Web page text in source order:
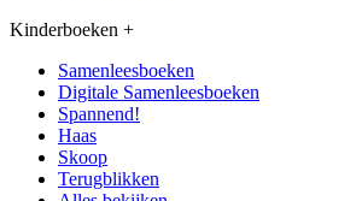
Kinderboeken +
Samenleesboeken
Digitale Samenleesboeken
Spannend!
Haas
Skoop
Terugblikken